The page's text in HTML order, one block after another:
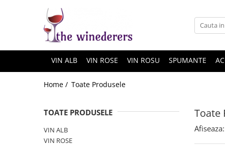
VIN ALB VIN ROSE VIN ROSU SPUMANTE
Home / Toate Produsele
Toate
TOATE PRODUSELE
VIN ALB
VIN ROSE
Afiseaza: